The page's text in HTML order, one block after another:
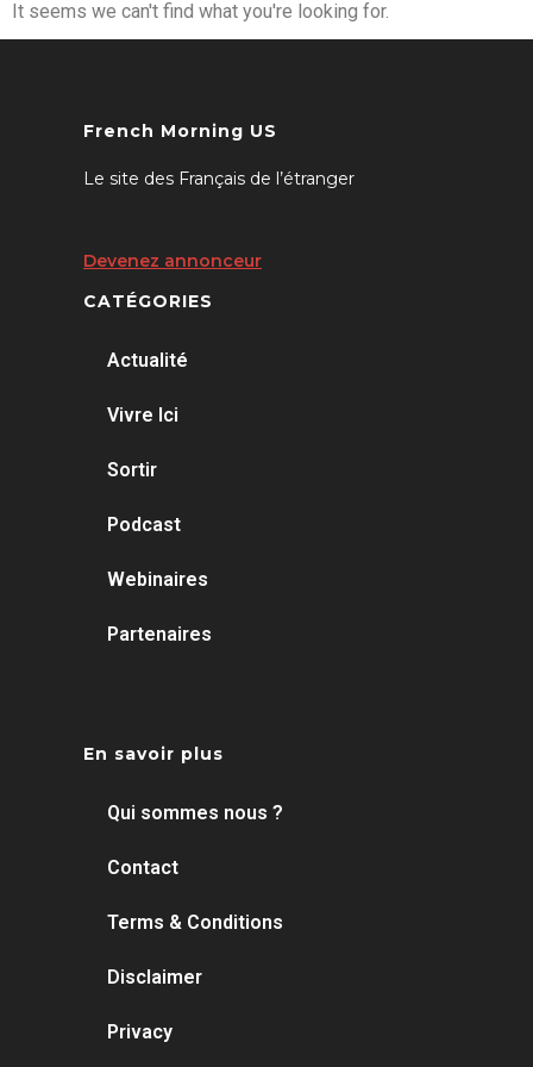
It seems we can't find what you're looking for.
French Morning US
Le site des Français de l’étranger
Devenez annonceur
CATÉGORIES
Actualité
Vivre Ici
Sortir
Podcast
Webinaires
Partenaires
En savoir plus
Qui sommes nous ?
Contact
Terms & Conditions
Disclaimer
Privacy